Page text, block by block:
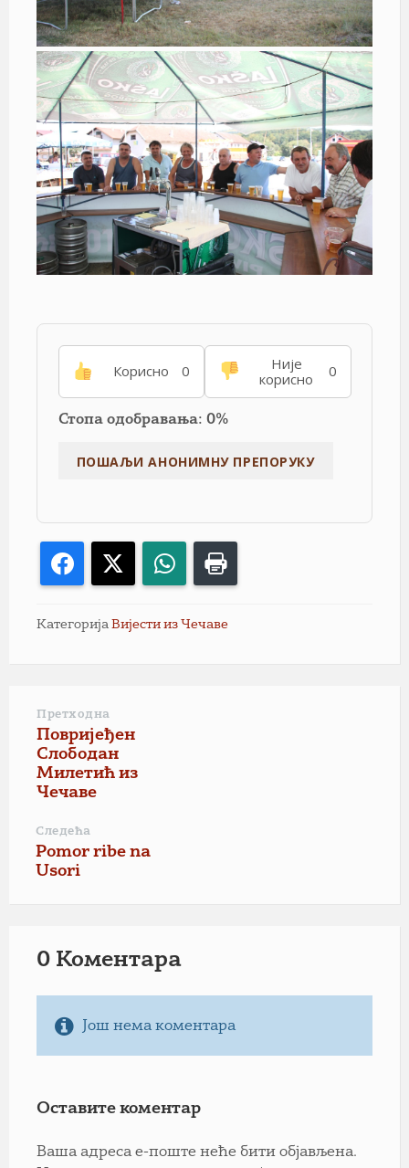
Корисно 0
Није
корисно
0
Стопа одобравања: 0%
Facebook WhatsApp
Категорија Вијести из Чечаве
Претходна
Повријеђен
Слободан
Милетић из
Чечаве
Следећа
Pomor ribe na
Usori
0 Коментарa
Још нема коментара
Оставите коментар
Ваша адреса е-поште неће бити објављена.